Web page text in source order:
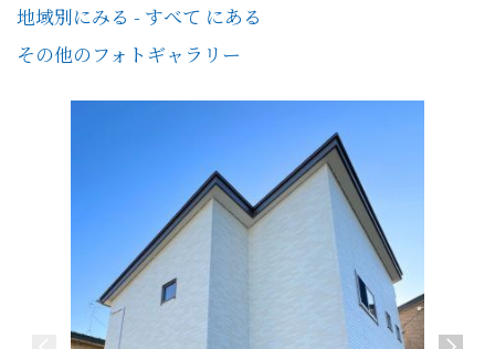
地域別にみる - すべて にある
その他のフォトギャラリー